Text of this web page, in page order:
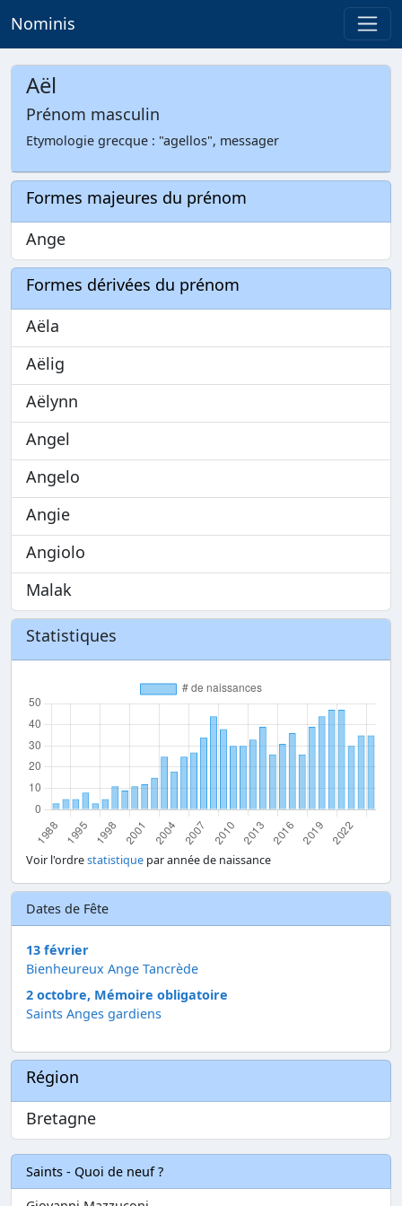
Nominis
Aël
Prénom masculin
Etymologie grecque : "agellos", messager
Formes majeures du prénom
Ange
Formes dérivées du prénom
Aëla
Aëlig
Aëlynn
Angel
Angelo
Angie
Angiolo
Malak
Statistiques
Voir l'ordrestatistique par année de naissance
Dates de Fête
13 février
Bienheureux Ange Tancrède
2 octobre, Mémoire obligatoire
Saints Anges gardiens
Région
Bretagne
Saints - Quoi de neuf ?